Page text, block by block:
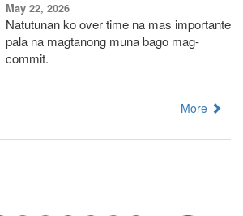
May 22, 2026
Natutunan ko over time na mas importante
pala na magtanong muna bago mag-
commit.
More